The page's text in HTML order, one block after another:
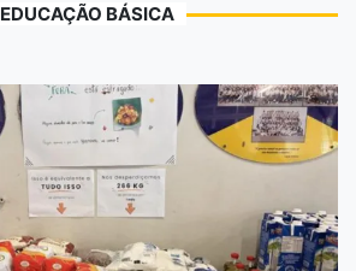
EDUCAÇÃO BÁSICA